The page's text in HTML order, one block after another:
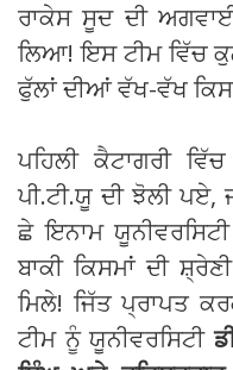
ਰਾਕੇਸ ਸੂਦ ਦੀ
ਲਿਆ! ਇਸ ਟੀਮ ਵਿੱਚ
ਫੁੱਲਾਂ ਦੀਆਂ ਵੱਖ-ਵੱਖ
ਪਹਿਲੀ ਕੈਟਾਗਰੀ
ਪੀ.ਟੀ.ਯੂ ਦੀ ਝੋਲੀ ਪਏ,
ਛੇ ਇਨਾਮ
ਬਾਕੀ ਕਿਸਮਾਂ ਦੀ
ਮਿਲੇ! ਜਿੱਤ ਪ੍ਰਾਪਤ
ਟੀਮ ਨੂੰ ਯੂਨੀਵਰਸਿਟੀ